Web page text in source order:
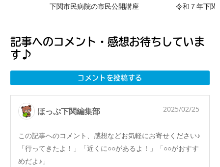
下関市民病院の市民公開講座 令和７年下関
記事へのコメント・感想お待ちしていま
す♪
コメントを投稿する
ほっぷ下関編集部 2025/02/25
この記事へのコメント、感想などお気軽にお寄せください♪
「行ってきたよ！」「近くに○○があるよ！」「○○がおすす
めだよ♪」